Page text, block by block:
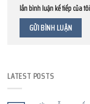
lần bình luận kế tiếp của
LATEST POSTS